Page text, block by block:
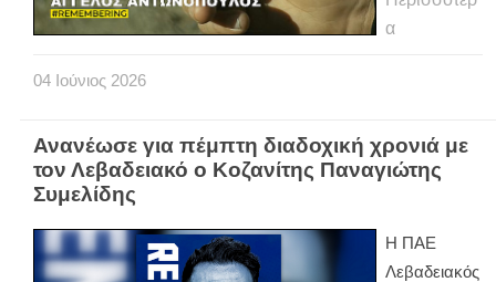
α
04 Ιούνιος 2026
Ανανέωσε για πέμπτη διαδοχική χρονιά με
τον Λεβαδειακό ο Κοζανίτης Παναγιώτης
Συμελίδης
Η ΠΑΕ
Λεβαδειακός